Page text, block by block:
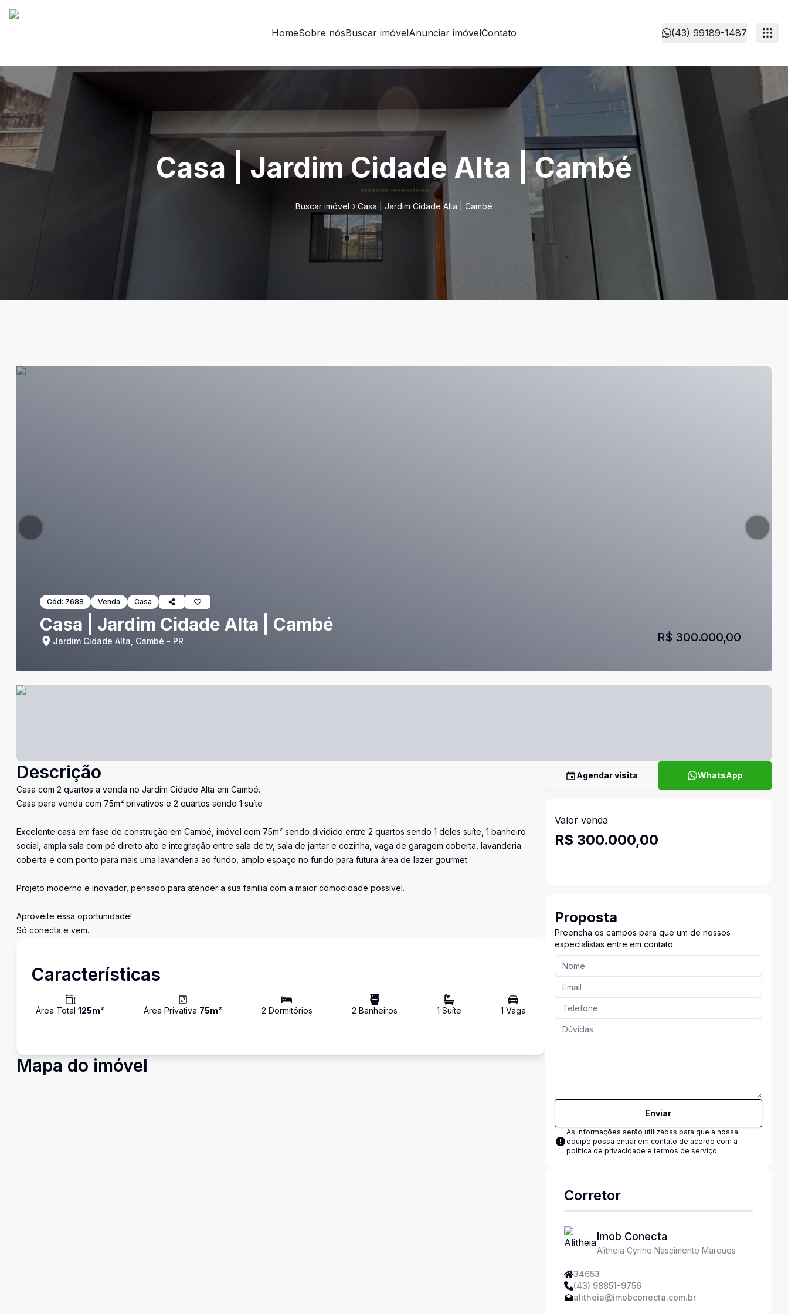
HomeSobre nósBuscar imóvelAnunciar imóvelContato (43) 99189-1487
Casa | Jardim Cidade Alta | Cambé
Buscar imóvel Casa | Jardim Cidade Alta | Cambé
Cód: 7688 Venda Casa
Casa | Jardim Cidade Alta | Cambé
Jardim Cidade Alta, Cambé - PR R$ 300.000,00
Descrição
Casa com 2 quartos a venda no Jardim Cidade Alta em Cambé.
Casa para venda com 75m² privativos e 2 quartos sendo 1 suíte
Excelente casa em fase de construção em Cambé, imóvel com 75m² sendo dividido entre 2 quartos sendo 1 deles suíte, 1 banheiro
social, ampla sala com pé direito alto e integração entre sala de tv, sala de jantar e cozinha, vaga de garagem coberta, lavanderia
coberta e com ponto para mais uma lavanderia ao fundo, amplo espaço no fundo para futura área de lazer gourmet.
Projeto moderno e inovador, pensado para atender a sua família com a maior comodidade possível.
Aproveite essa oportunidade!
Só conecta e vem.
Características
Área Total 125m² Área Privativa 75m² 2 Dormitórios 2 Banheiros 1 Suíte 1 Vaga
Mapa do imóvel
Agendar visita WhatsApp
Valor venda
R$ 300.000,00
Proposta
Preencha os campos para que um de nossos
especialistas entre em contato
Enviar
As informações serão utilizadas para que a nossa
equipe possa entrar em contato de acordo com a
política de privacidade e termos de serviço
Corretor
Imob Conecta
Alitheia Cyrino Nascimento Marques
34653
(43) 98851-9756
alitheia@imobconecta.com.br